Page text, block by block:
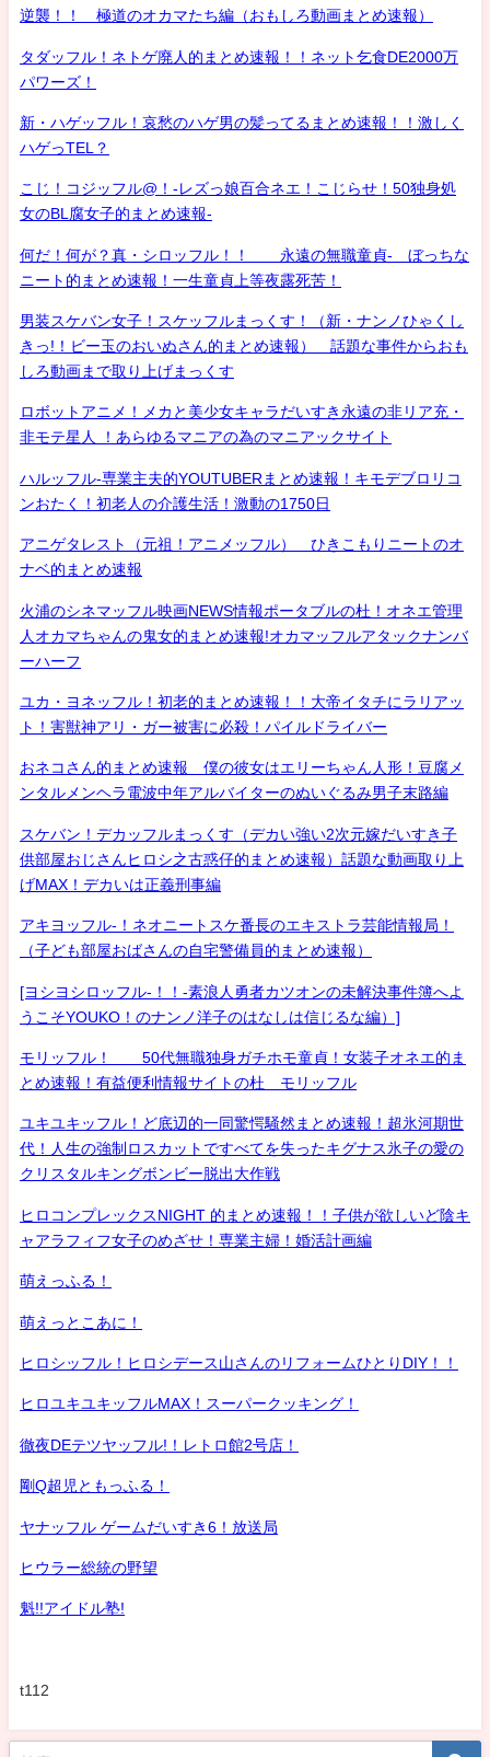
逆襲！！ 極道のオカマたち編（おもしろ動画まとめ速報）
タダッフル！ネトゲ廃人的まとめ速報！！ネット乞食DE2000万
パワーズ！
新・ハゲッフル！哀愁のハゲ男の髪ってるまとめ速報！！激しく
ハゲっTEL？
こじ！コジッフル@！-レズっ娘百合ネエ！こじらせ！50独身処
女のBL腐女子的まとめ速報-
何だ！何が？真・シロッフル！！ 永遠の無職童貞- ぼっちな
ニート的まとめ速報！一生童貞上等夜露死苦！
男装スケバン女子！スケッフルまっくす！（新・ナンノひゃくし
きっ!！ビー玉のおいぬさん的まとめ速報） 話題な事件からおも
しろ動画まで取り上げまっくす
ロボットアニメ！メカと美少女キャラだいすき永遠の非リア充・
非モテ星人 ！あらゆるマニアの為のマニアックサイト
ハルッフル-専業主夫的YOUTUBERまとめ速報！キモデブロリコ
ンおたく！初老人の介護生活！激動の1750日
アニゲタレスト（元祖！アニメッフル） ひきこもりニートのオ
ナベ的まとめ速報
火浦のシネマッフル映画NEWS情報ポータブルの杜！オネエ管理
人オカマちゃんの鬼女的まとめ速報!オカマッフルアタックナンバ
ーハーフ
ユカ・ヨネッフル！初老的まとめ速報！！大帝イタチにラリアッ
ト！害獣神アリ・ガー被害に必殺！パイルドライバー
おネコさん的まとめ速報 僕の彼女はエリーちゃん人形！豆腐メ
ンタルメンヘラ電波中年アルバイターのぬいぐるみ男子末路編
スケバン！デカッフルまっくす（デカい強い2次元嫁だいすき子
供部屋おじさんヒロシ之古惑仔的まとめ速報）話題な動画取り上
げMAX！デカいは正義刑事編
アキヨッフル-！ネオニートスケ番長のエキストラ芸能情報局！
（子ども部屋おばさんの自宅警備員的まとめ速報）
[ヨシヨシロッフル-！！-素浪人勇者カツオンの未解決事件簿へよ
うこそYOUKO！のナンノ洋子のはなしは信じるな編）]
モリッフル！ 50代無職独身ガチホモ童貞！女装子オネエ的ま
とめ速報！有益便利情報サイトの杜 モリッフル
ユキユキッフル！ど底辺的一同驚愕騒然まとめ速報！超氷河期世
代！人生の強制ロスカットですべてを失ったキグナス氷子の愛の
クリスタルキングボンビー脱出大作戦
ヒロコンプレックスNIGHT 的まとめ速報！！子供が欲しいど陰キ
ャアラフィフ女子のめざせ！専業主婦！婚活計画編
萌えっふる！
萌えっとこあに！
ヒロシッフル！ヒロシデース山さんのリフォームひとりDIY！！
ヒロユキユキッフルMAX！スーパークッキング！
徹夜DEテツヤッフル!！レトロ館2号店！
剛Q超児ともっふる！
ヤナッフル ゲームだいすき6！放送局
ヒウラー総統の野望
魁!!アイドル塾!
t112